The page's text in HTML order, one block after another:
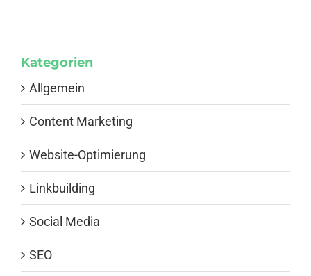
Kategorien
Allgemein
Content Marketing
Website-Optimierung
Linkbuilding
Social Media
SEO